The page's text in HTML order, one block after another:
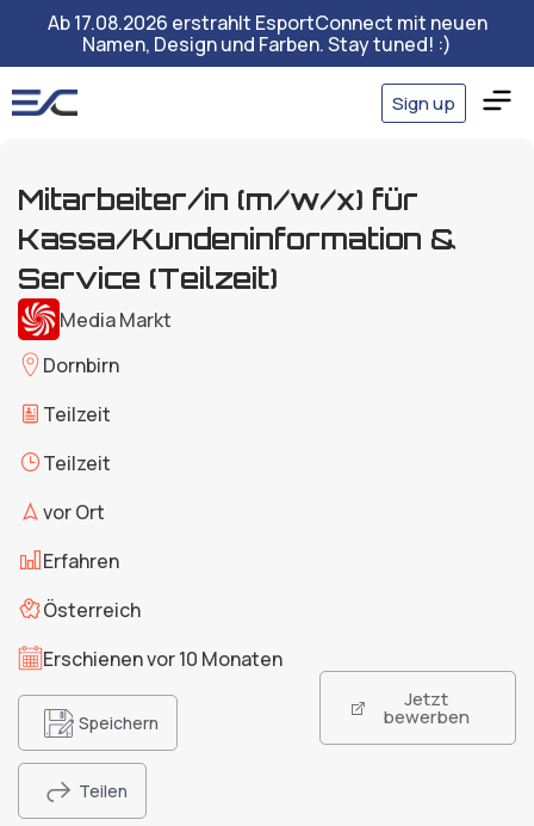
Ab 17.08.2026 erstrahlt EsportConnect mit neuen
Namen, Design und Farben. Stay tuned! :)
Sign up
Mitarbeiter/in (m/w/x) für
Kassa/Kundeninformation &
Service (Teilzeit)
Media Markt
Dornbirn
Teilzeit
Teilzeit
vor Ort
Erfahren
Österreich
Erschienen vor 10 Monaten
Speichern
Teilen
Jetzt
bewerben